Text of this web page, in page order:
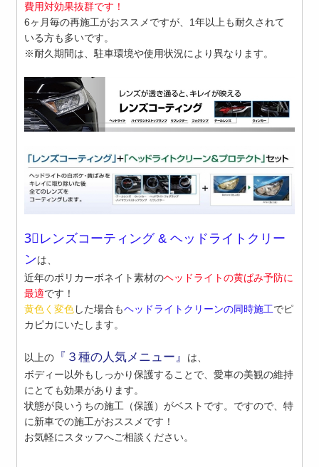
費用対効果抜群です！
6ヶ月毎の再施工がおススメですが、1年以上も耐久されて
いる方も多いです。
※耐久期間は、駐車環境や使用状況により異なります。
3⃣レンズコーティング& ヘッドライトクリー
ンは、
近年のポリカーボネイト素材のヘッドライトの黄ばみ予防に
最適です！
黄色く変色した場合もヘッドライトクリーンの同時施工でピ
カピカにいたします。
以上の 『３種の人気メニュー』
は、
ボディー以外もしっかり保護することで、愛車の美観の維持
にとても効果があります。
状態が良いうちの施工（保護）がベストです。ですので、特
に新車での施工がおススメです！
お気軽にスタッフへご相談ください。